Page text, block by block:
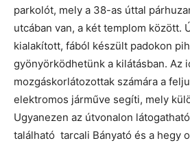
parkolót, mely a 38-as úttal
utcában van, a két templom között.
kialakított, fából készült padokon
gyönyörködhetünk a kilátásban. Az
mozgáskorlátozottak számára a
elektromos járműve segíti, mely
Ugyanezen az útvonalon
található tarcali Bányató és a hegy